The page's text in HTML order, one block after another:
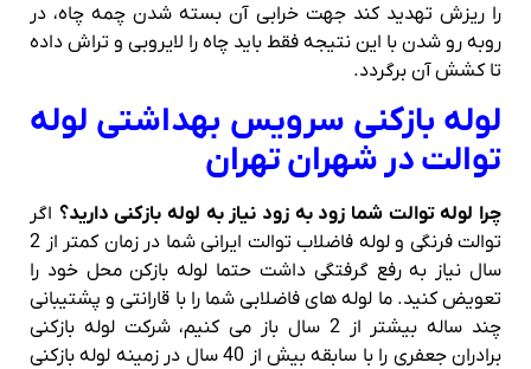
را ریزش تهدید کند جهت خرابی آن بسته شدن چمه چاه، در
روبه رو شدن با این نتیجه فقط باید چاه را لایروبی و تراش داده
تا کشش آن برگردد.
لوله بازکنی سرویس بهداشتی لوله
توالت در شهران تهران
چرا لوله توالت شما زود به زود نیاز به لوله بازکنی دارید؟اگر
توالت فرنگی و لوله فاضلاب توالت ایرانی شما در زمان کمتر از 2
سال نیاز به رفع گرفتگی داشت حتما لوله بازکن محل خود را
تعویض کنید. ما لوله های فاضلابی شما را با قارانتی و پشتیبانی
چند ساله بیشتر از 2 سال باز می کنیم، شرکت لوله بازکنی
برادران جعفری را با سابقه بیش از 40 سال در زمینه لوله بازکنی